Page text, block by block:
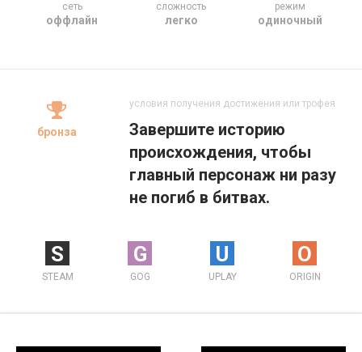
сеть
оффлайн
сложность
легко
режим
одиночный
бронза
условия получения достижения или трофея
Завершите историю
происхождения, чтобы
главный персонаж ни разу
не погиб в битвах.
S
STEAM
G
GOG
U
UPLAY
O
ORIGIN